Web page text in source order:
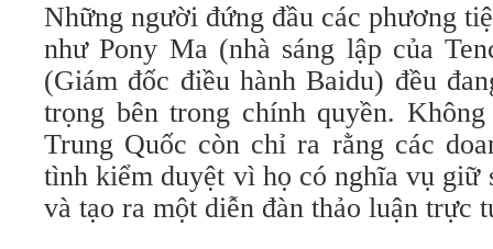
Những người đứng đầu các phương
như Pony Ma (nhà sáng lập của
(Giám đốc điều hành Baidu) đều
trọng bên trong chính quyền.
Trung Quốc còn chỉ ra rằng các
tình kiểm duyệt vì họ có nghĩa vụ giữ
và tạo ra một diễn đàn thảo luận trực